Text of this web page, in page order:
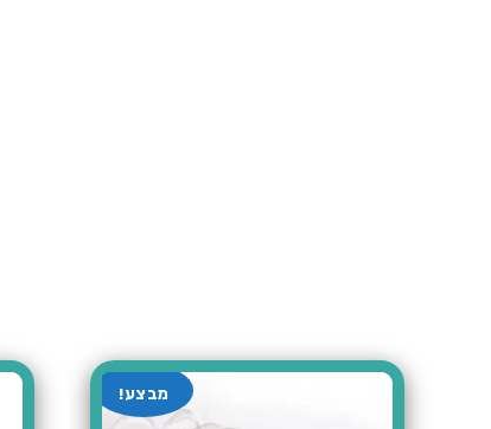
מבצע!